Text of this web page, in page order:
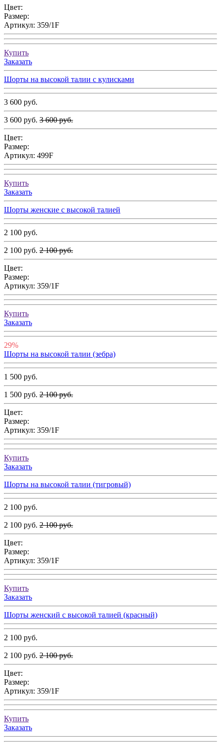
Цвет:
Размер:
Артикул: 359/1F
Купить
Заказать
Шорты на высокой талии с кулисками
3 600 руб.
3 600 руб. 3 600 руб.
Цвет:
Размер:
Артикул: 499F
Купить
Заказать
Шорты женские с высокой талией
2 100 руб.
2 100 руб. 2 100 руб.
Цвет:
Размер:
Артикул: 359/1F
Купить
Заказать
29%
Шорты на высокой талии (зебра)
1 500 руб.
1 500 руб. 2 100 руб.
Цвет:
Размер:
Артикул: 359/1F
Купить
Заказать
Шорты на высокой талии (тигровый)
2 100 руб.
2 100 руб. 2 100 руб.
Цвет:
Размер:
Артикул: 359/1F
Купить
Заказать
Шорты женский с высокой талией (красный)
2 100 руб.
2 100 руб. 2 100 руб.
Цвет:
Размер:
Артикул: 359/1F
Купить
Заказать